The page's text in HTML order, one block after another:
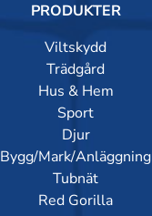
PRODUKTER
Viltskydd
Trädgård
Hus & Hem
Sport
Djur
Bygg/Mark/Anläggning
Tubnät
Red Gorilla